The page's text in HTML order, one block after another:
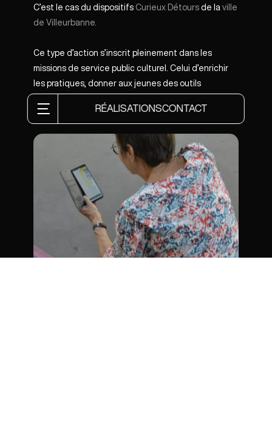
RÉALISATIONSCONTACT
C’est le cas du dispositifs Curieux Détoursde la ville
de Villeurbanne.
Ce type d’action s’inscrit pleinement dans les
missions de service public culturel. Celui d’enrichir
les pratiques, donner aux jeunes des outils
ses habitants.